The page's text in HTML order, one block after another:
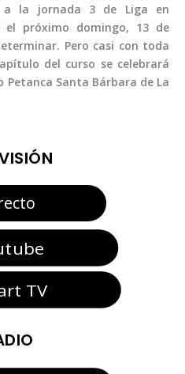
a la jornada 3 de Liga en
el próximo domingo, 13 de
Pero casi con toda
del curso se celebrará
Petanca Santa Bárbara de La
TV